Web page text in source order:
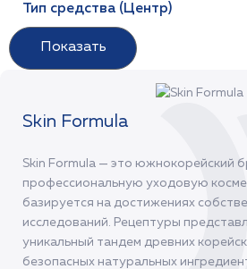
Тип средства (Центр)
Skin Formula
Skin Formula — это южнокорейский
профессиональную уходовую
базируется на достижениях
исследований. Рецептуры
уникальный тандем древних
безопасных натуральных